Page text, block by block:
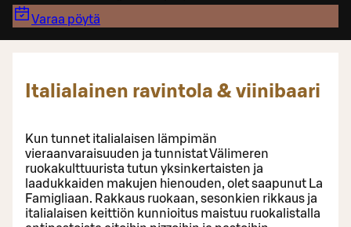
Varaa pöytä
Italialainen ravintola & viinibaari
Kun tunnet italialaisen lämpimän
vieraanvaraisuuden ja tunnistat Välimeren
ruokakulttuurista tutun yksinkertaisten ja
laadukkaiden makujen hienouden, olet saapunut La
Famigliaan. Rakkaus ruokaan, sesonkien rikkaus ja
italialaisen keittiön kunnioitus maistuu ruokalistalla